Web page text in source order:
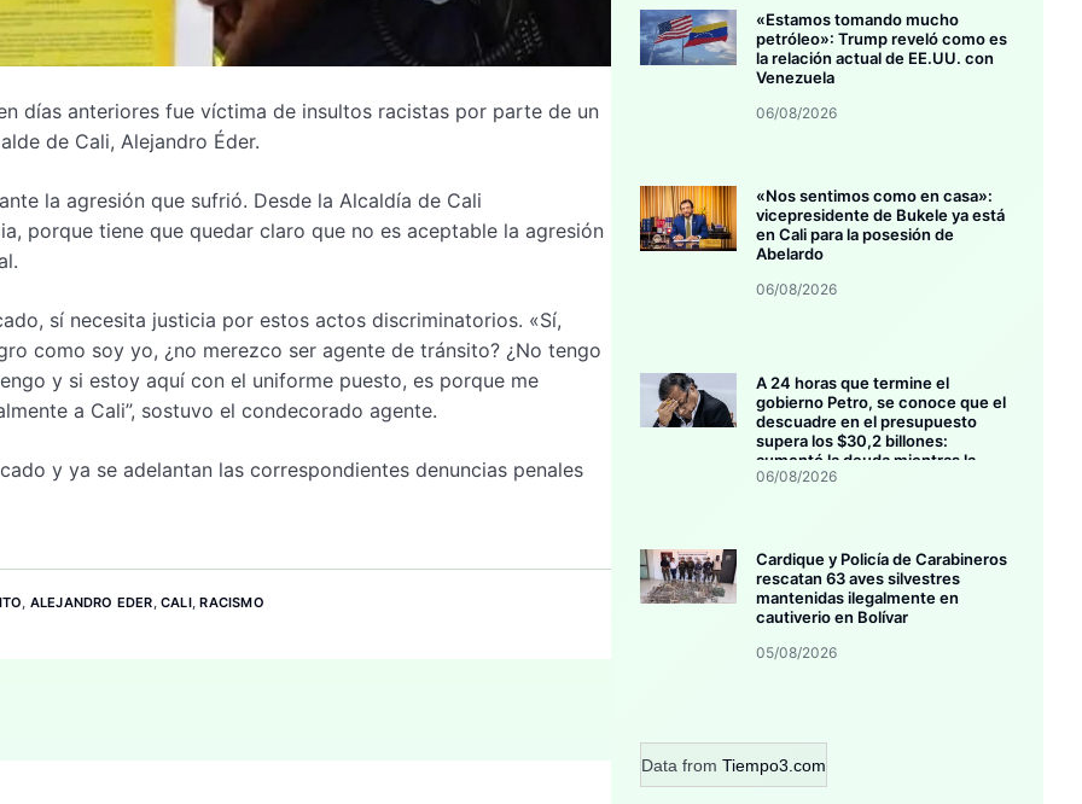
días anteriores fue víctima de insultos racistas por parte de un
de Cali, Alejandro Éder.
la agresión que sufrió. Desde la Alcaldía de Cali
porque tiene que quedar claro que no es aceptable la agresión
sí necesita justicia por estos actos discriminatorios. «Sí,
como soy yo, ¿no merezco ser agente de tránsito? ¿No tengo
y si estoy aquí con el uniforme puesto, es porque me
a Cali”, sostuvo el condecorado agente.
y ya se adelantan las correspondientes denuncias penales
, ALEJANDRO EDER,CALI,RACISMO
«Estamos tomando mucho
petróleo»: Trump reveló como es
la relación actual de EE.UU. con
Venezuela
06/08/2026
«Nos sentimos como en casa»:
vicepresidente de Bukele ya está
en Cali para la posesión de
Abelardo
06/08/2026
A 24 horas que termine el
gobierno Petro, se conoce que el
descuadre en el presupuesto
supera los $30,2 billones:
aumentó la deuda mientras la
inversión se estanca
06/08/2026
Cardique y Policía de Carabineros
rescatan 63 aves silvestres
mantenidas ilegalmente en
cautiverio en Bolívar
05/08/2026
Data from Tiempo3.com